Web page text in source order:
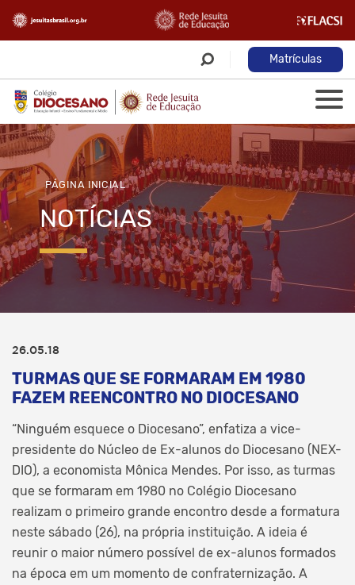
Matrículas
PÁGINA INICIAL
NOTÍCIAS
26.05.18
TURMAS QUE SE FORMARAM EM 1980
FAZEM REENCONTRO NO DIOCESANO
“Ninguém esquece o Diocesano”, enfatiza a vice-
presidente do Núcleo de Ex-alunos do Diocesano (NEX-
DIO), a economista Mônica Mendes. Por isso, as turmas
que se formaram em 1980 no Colégio Diocesano
realizam o primeiro grande encontro desde a formatura
neste sábado (26), na própria instituição. A ideia é
reunir o maior número possível de ex-alunos formados
na época em um momento de confraternização. A